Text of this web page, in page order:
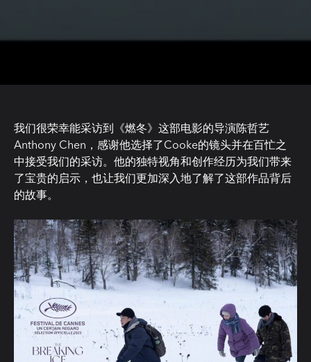
我们很荣幸能采访到《燃冬》这部电影的导演陈哲艺
Anthony Chen，感谢他选择了Cooke的镜头并在百忙之
中接受我们的采访。他的独特视角和创作经历为我们带来
了宝贵的启示，也让我们更加深入地了解了这部作品背后
的故事。